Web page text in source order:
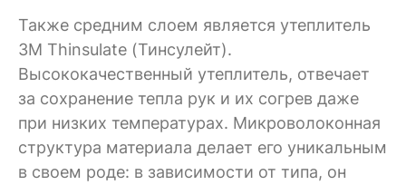
Также средним слоем является утеплитель
3M Thinsulate (Тинсулейт).
Высококачественный утеплитель, отвечает
за сохранение тепла рук и их согрев даже
при низких температурах. Микроволоконная
структура материала делает его уникальным
в своем роде: в зависимости от типа, он